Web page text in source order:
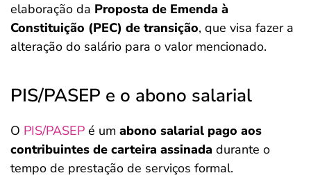
elaboração da Proposta de Emenda à
Constituição (PEC) de transição, que visa fazer a
alteração do salário para o valor mencionado.
PIS/PASEP e o abono salarial
O PIS/PASEP é um abono salarial pago aos
contribuintes de carteira assinada durante o
tempo de prestação de serviços formal.